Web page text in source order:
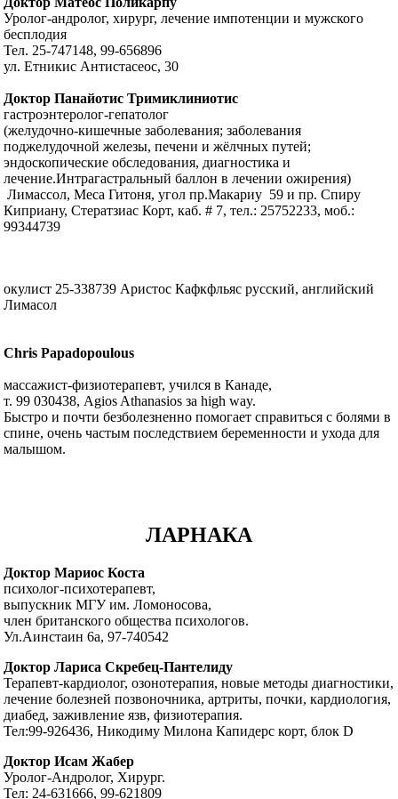
Уролог-андролог, хирург, лечение импотенции и мужского
бесплодия
Тел. 25-747148, 99-656896
ул. Етникис Антистасеос, 30
Доктор Панайотис Тримиклиниотис
гастроэнтеролог-гепатолог
(желудочно-кишечные заболевания; заболевания
поджелудочной железы, печени и жёлчных путей;
эндоскопические обследования, диагностика и
лечение.Интрагастральный баллон в лечении ожирения)
Лимассол, Меса Гитоня, угол пр.Макариу 59 и пр. Спиру
Киприану, Стератзиас Корт, каб. # 7, тел.: 25752233, моб.:
99344739
окулист 25-338739 Аристос Кафкфльяс русский, английский
Лимасол
Chris Papadopoulous
массажист-физиотерапевт, учился в Канаде,
т. 99 030438, Agios Athanasios за high way.
Быстро и почти безболезненно помогает справиться с болями в
спине, очень частым последствием беременности и ухода для
малышом.
ЛАРНАКА
Доктор Мариос Коста
психолог-психотерапевт,
выпускник МГУ им. Ломоносова,
член британского общества психологов.
Ул.Аинстаин 6а, 97-740542
Доктор Лариса Скребец-Пантелиду
Терапевт-кардиолог, озонотерапия, новые методы диагностики,
лечение болезней позвоночника, артриты, почки, кардиология,
диабед, заживление язв, физиотерапия.
Тел:99-926436, Никодиму Милона Капидерс корт, блок D
Доктор Исам Жабер
Уролог-Андролог, Хирург.
Тел: 24-631666, 99-621809